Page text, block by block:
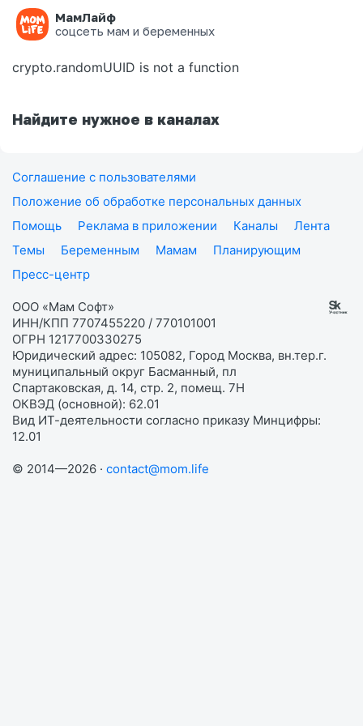
МамЛайф
соцсеть мам и беременных
Ошибка на странице
crypto.randomUUID is not a function
Найдите нужное в каналах
Соглашение с пользователями
Положение об обработке персональных данных
Помощь
Реклама в приложении Каналы
Лента
Темы
Беременным Мамам
Планирующим
Пресс-центр
ООО «Мам Софт»
ИНН/КПП 7707455220 / 770101001
ОГРН 1217700330275
Юридический адрес: 105082, Город Москва, вн.тер.г.
муниципальный округ Басманный, пл
Спартаковская, д. 14, стр. 2, помещ. 7Н
ОКВЭД (основной): 62.01
Вид ИТ-деятельности согласно приказу Минцифры:
12.01
© 2014—2026 · contact@mom.life